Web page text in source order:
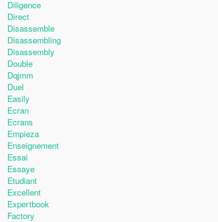
Diligence
Direct
Disassemble
Disassembling
Disassembly
Double
Dqjmm
Duel
Easily
Ecran
Ecrans
Empieza
Enseignement
Essai
Essaye
Etudiant
Excellent
Expertbook
Factory